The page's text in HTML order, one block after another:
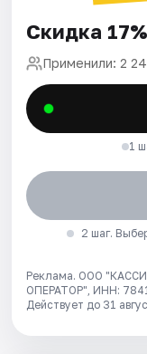
Скидка
Применили: 2
1
2 шаг.
Реклама. ООО
ОПЕРАТОР", ИНН:
Действует до 31